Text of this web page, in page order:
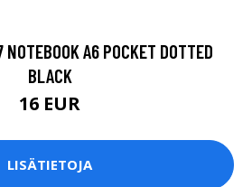
NOTEBOOK A6 POCKET DOTTED
BLACK
16 EUR
LISÄTIETOJA